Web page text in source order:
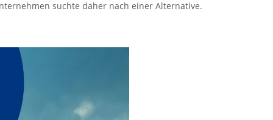
suchte daher nach einer Alternative.